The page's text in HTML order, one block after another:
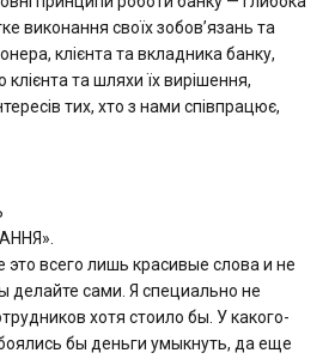
виконання своїх зобов’язань та
клієнта та вкладника банку,
та шляхи їх вирішення,
тих, хто з нами співпрацює,
это всего лишь красивые слова и не
делайте сами. Я специально не
хотя стоило бы. У какого-
бы деньги умыкнуть, да еще